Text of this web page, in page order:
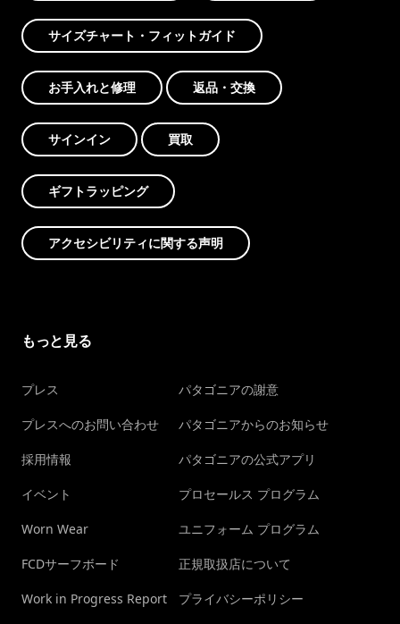
サイズチャート・フィットガイド
お手入れと修理 返品・交換
サインイン 買取
ギフトラッピング
アクセシビリティに関する声明
もっと見る
プレス
プレスへのお問い合わせ
採用情報
イベント
Worn Wear
FCDサーフボード
Work in Progress Report
パタゴニアの謝意
パタゴニアからのお知らせ
パタゴニアの公式アプリ
プロセールス プログラム
ユニフォーム プログラム
正規取扱店について
プライバシーポリシー